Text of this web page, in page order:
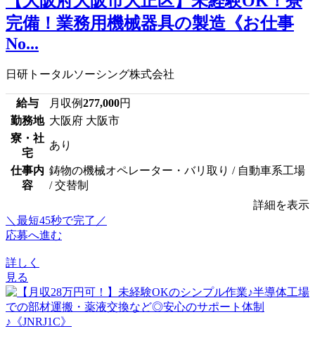
完備！業務用機械器具の製造《お仕事
No...
日研トータルソーシング株式会社
給与 月収例277,000円
勤務地 大阪府 大阪市
寮・社
宅
あり
仕事内
容
鋳物の機械オペレーター・バリ取り / 自動車系工場
/ 交替制
詳細を表示
＼最短45秒で完了／
応募へ進む
詳しく
見る